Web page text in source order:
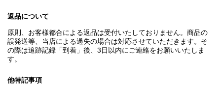
返品について
原則、お客様都合による返品は受付いたしておりません。商品の
誤発送等、当店による過失の場合は対応させていただきます。そ
の際は追跡記録「到着」後、3日以内にご連絡をお願いいたしま
す。
他特記事項